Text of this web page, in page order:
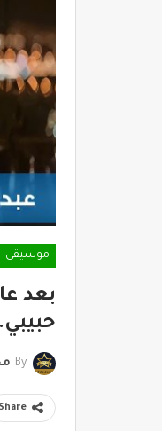
موسيقى
بعد
By
Share